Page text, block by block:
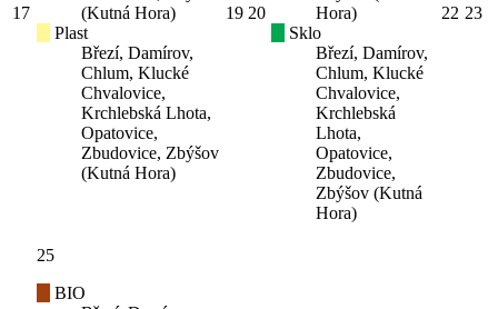
17
(Kutná Hora)
Plast
Březí, Damírov,
Chlum, Klucké
Chvalovice,
Krchlebská Lhota,
Opatovice,
Zbudovice, Zbýšov
(Kutná Hora)
19 20
Hora)
Sklo
Březí, Damírov,
Chlum, Klucké
Chvalovice,
Krchlebská
Lhota,
Opatovice,
Zbudovice,
Zbýšov (Kutná
Hora)
22 23
25
BIO